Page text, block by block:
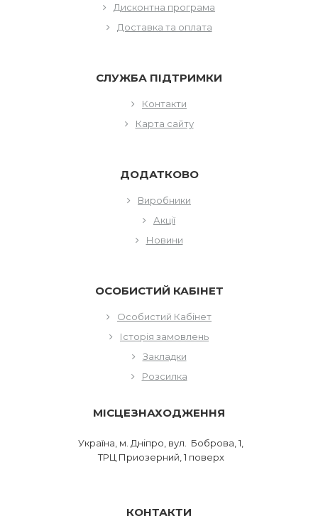
Дисконтна програма
Доставка та оплата
СЛУЖБА ПІДТРИМКИ
Контакти
Карта сайту
ДОДАТКОВО
Виробники
Акції
Новини
ОСОБИСТИЙ КАБІНЕТ
Особистий Кабінет
Історія замовлень
Закладки
Розсилка
МІСЦЕЗНАХОДЖЕННЯ
Україна, м. Дніпро, вул. Боброва, 1,
ТРЦ Приозерний, 1 поверх
КОНТАКТИ